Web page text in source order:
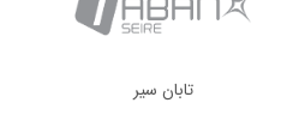
تابان سير